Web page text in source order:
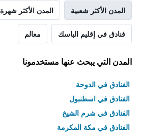
المدن الأكثر شعبية المدن الأكثر شهرة
فنادق في إقليم الباسك معالم
المدن التي يبحث عنها مستخدمونا
الفنادق في الدوحة
الفنادق في اسطنبول
الفنادق في شرم الشيخ
الفنادق في مكة المكرمة